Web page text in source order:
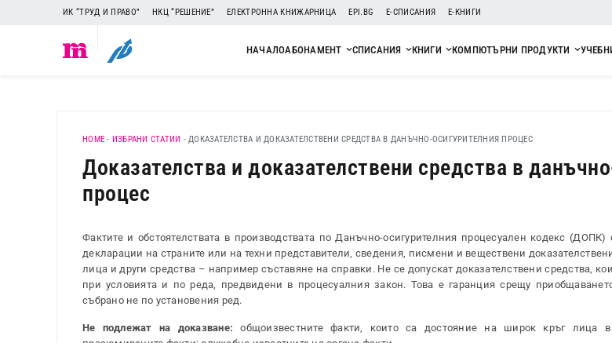
ИК “ТРУД И ПРАВО” НКЦ “РЕШЕНИЕ” ЕЛЕКТРОННА КНИЖАРНИЦА EPI.BG Е-СПИСАНИЯ Е-КНИГИ
НАЧАЛОАБОНАМЕНТ СПИСАНИЯ КНИГИ КОМПЮТЪРНИ ПРОДУКТИ
HOME - ИЗБРАНИ СТАТИИ - ДОКАЗАТЕЛСТВА И ДОКАЗАТЕЛСТВЕНИ СРЕДСТВА В ДАНЪЧНО-ОСИГУРИТЕЛНИЯ ПРОЦЕС
Доказателства и доказателствени средства в
процес
Фактите и обстоятелствата в производствата по Данъчно-осигурителния процесуален кодекс (ДОПК)
декларации на страните или на техни представители, сведения, писмени и веществени
лица и други средства – например съставяне на справки. Не се допускат доказателствени средства,
при условията и по реда, предвидени в процесуалния закон. Това е гаранция срещу
събрано не по установения ред.
Не подлежат на доказване: общоизвестните факти, които са достояние на широк кръг лица в